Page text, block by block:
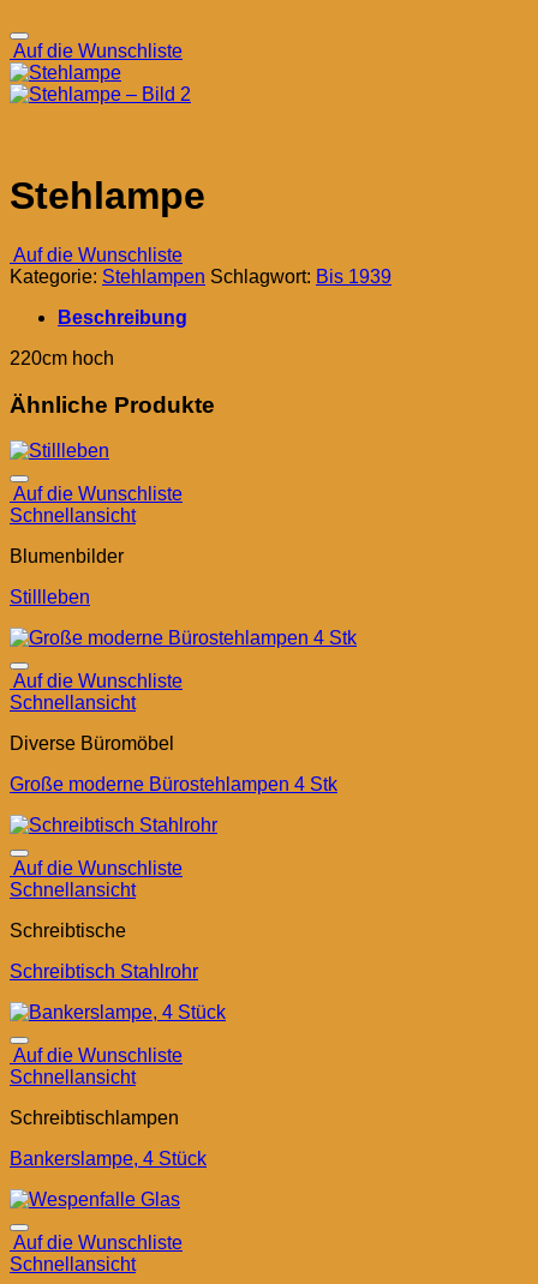
Auf die Wunschliste
Stehlampe
Auf die Wunschliste
Kategorie: Stehlampen Schlagwort: Bis 1939
Beschreibung
220cm hoch
Ähnliche Produkte
Auf die Wunschliste
Schnellansicht
Blumenbilder
Stillleben
Auf die Wunschliste
Schnellansicht
Diverse Büromöbel
Große moderne Bürostehlampen 4 Stk
Auf die Wunschliste
Schnellansicht
Schreibtische
Schreibtisch Stahlrohr
Auf die Wunschliste
Schnellansicht
Schreibtischlampen
Bankerslampe, 4 Stück
Auf die Wunschliste
Schnellansicht